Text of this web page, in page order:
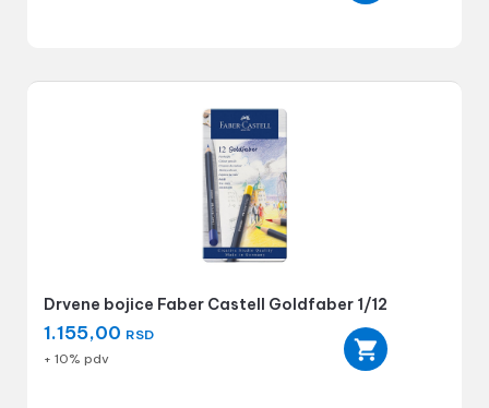
Drvene bojice Faber Castell Goldfaber 1/12
1.155,00 RSD
+ 10% pdv